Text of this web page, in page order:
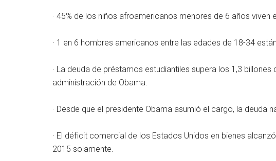
· 45% de los niños afroamericanos menores de 6 años viven
· 1 en 6 hombres americanos entre las edades de 18-34
· La deuda de préstamos estudiantiles supera los 1,3
administración de Obama.
· Desde que el presidente Obama asumió el cargo, la deuda
· El déficit comercial de los Estados Unidos en bienes
2015 solamente.